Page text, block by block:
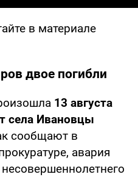
в материале
двое погибли
13 августа
села Ивановцы
сообщают в
авария